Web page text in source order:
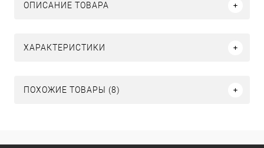
ОПИСАНИЕ ТОВАРА
ХАРАКТЕРИСТИКИ
ПОХОЖИЕ ТОВАРЫ (8)